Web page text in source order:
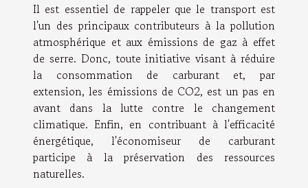
Il est essentiel de rappeler que le transport est
l'un des principaux contributeurs à la pollution
atmosphérique et aux émissions de gaz à effet
de serre. Donc, toute initiative visant à réduire
la consommation de carburant et, par
extension, les émissions de CO2, est un pas en
avant dans la lutte contre le changement
climatique. Enfin, en contribuant à l'efficacité
énergétique, l'économiseur de carburant
participe à la préservation des ressources
naturelles.